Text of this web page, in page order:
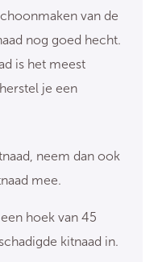
van de
nog goed hecht.
is het meest
je een
neem dan ook
mee.
hoek van 45
kitnaad in.